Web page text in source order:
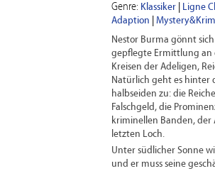
Genre: Klassiker| Ligne
Adaption
Nestor Burma gönnt
gepflegte Ermittlung an
Kreisen der Adeligen,
Natürlich geht es hinter
halbseiden zu: die
Falschgeld, die
kriminellen Banden, der
letzten Loch.
Unter südlicher Sonne
und er muss seine